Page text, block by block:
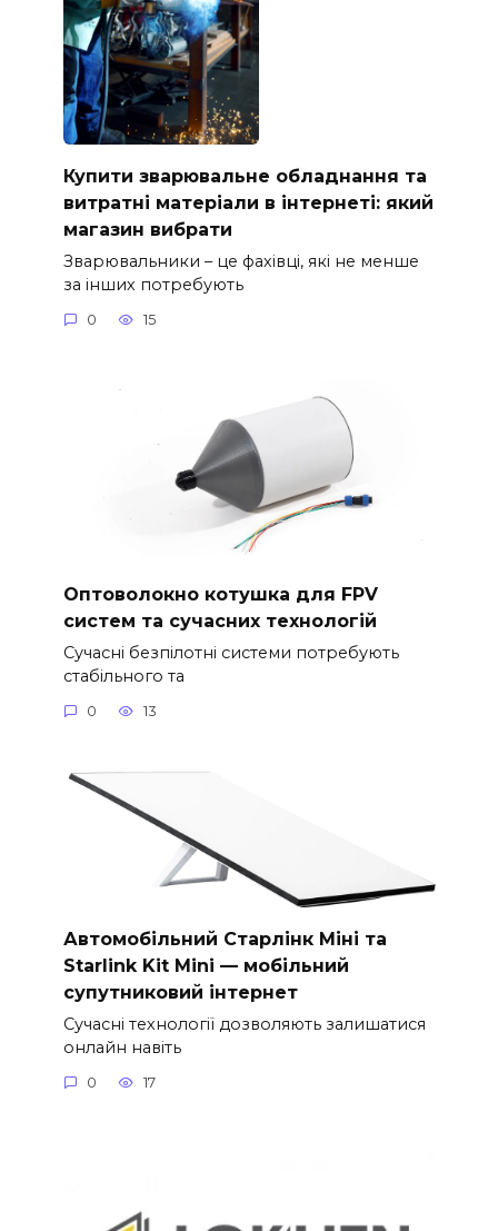
Купити зварювальне обладнання та
витратні матеріали в інтернеті: який
магазин вибрати
Зварювальники – це фахівці, які не менше
за інших потребують
0 15
Оптоволокно котушка для FPV
систем та сучасних технологій
Сучасні безпілотні системи потребують
стабільного та
0 13
Автомобільний Старлінк Міні та
Starlink Kit Mini — мобільний
супутниковий інтернет
Сучасні технології дозволяють залишатися
онлайн навіть
0 17